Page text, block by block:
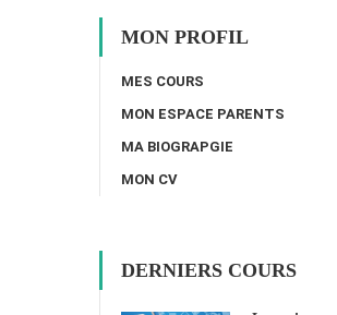
MON PROFIL
MES COURS
MON ESPACE PARENTS
MA BIOGRAPGIE
MON CV
DERNIERS COURS